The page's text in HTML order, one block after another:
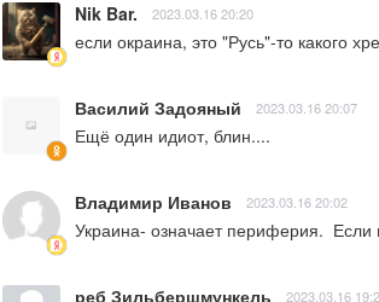
Nik Bar. 2023.03.16 20:20
если окраина, это "Русь"-то какого
Василий Задояный 2023.03.16 20:07
Ещё один идиот, блин....
Владимир Иванов 2023.03.16 20:02
Украина- означает периферия.
реб Зильбершмункель 2023.03.16